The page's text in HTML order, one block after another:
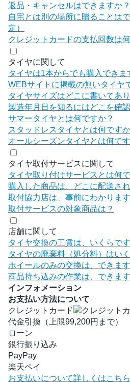
返品・キャンセルはできますか？
自宅とは別の場所に贈ることは
定）
クレジットカードの支払回数は
タイヤに関して
タイヤは1本からでも購入できま
WEBサイトに掲載の無いタイヤ
タイヤサイズはどこに書いてあ
製造年月日を知るにはどこを確
サマータイヤとは何ですか？
スタッドレスタイヤとは何です
オールシーズンタイヤとは何で
タイヤ取付サービスに関して
タイヤ取り付けサービスとは何
購入した商品は、どこに配送さ
取付協力店は、事前にわかりま
取付サービスの対象商品は？
店舗に関して
タイヤ交換の工賃は、いくらで
タイヤの廃棄料（処分料）はい
ホイールのみの交換は、できま
商品持ち込みの作業は、できま
インフォメーション
お支払い方法について
クレジットカード
代金引換（上限99,200円まで）
ローン
銀行振り込み
PayPay
楽天ペイ
お支払いについて詳しくはこちら